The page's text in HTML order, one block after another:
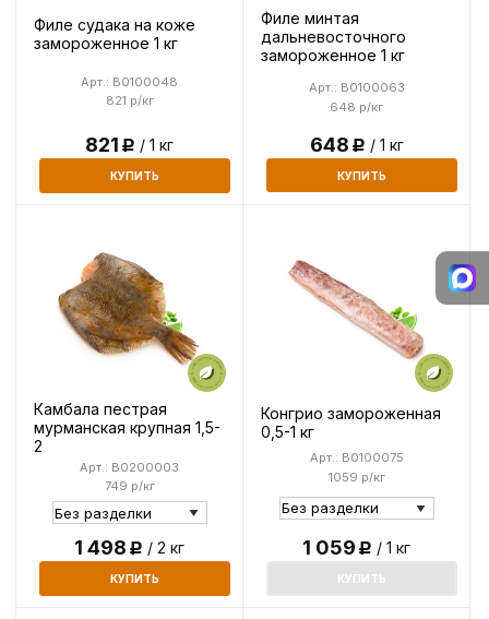
Филе судака на коже
замороженное 1 кг
821 р/кг
Арт.: B0100048
821Р / 1 кг
КУПИТЬ
Филе минтая
дальневосточного
замороженное 1 кг
648 р/кг
Арт.: B0100063
648Р / 1 кг
КУПИТЬ
Камбала пестрая
мурманская крупная 1,5-
2
749 р/кг
Арт.: B0200003
1 498Р / 2 кг
КУПИТЬ
Конгрио замороженная
0,5-1 кг
1059 р/кг
Арт.: B0100075
1 059Р / 1 кг
КУПИТЬ